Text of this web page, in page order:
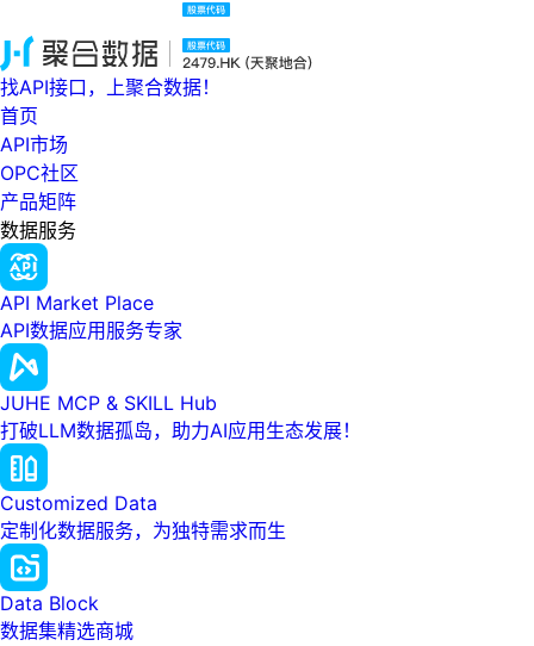
找API接口，上聚合数据！
首页
API市场
OPC社区
产品矩阵
数据服务
API Market Place
API数据应用服务专家
JUHE MCP & SKILL Hub
打破LLM数据孤岛，助力AI应用生态发展！
Customized Data
定制化数据服务，为独特需求而生
Data Block
数据集精选商城